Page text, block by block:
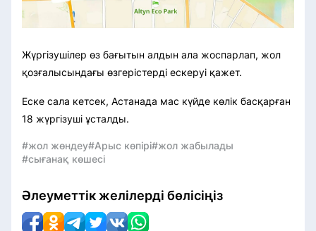
Жүргізушілер өз бағытын алдын ала жоспарлап, жол
қозғалысындағы өзгерістерді ескеруі қажет.
Еске сала кетсек, Астанада мас күйде көлік басқарған
18 жүргізуші ұсталды.
#жол жөндеу#Арыс көпірі#жол жабылады
#сығанақ көшесі
Әлеуметтік желілерді бөлісіңіз